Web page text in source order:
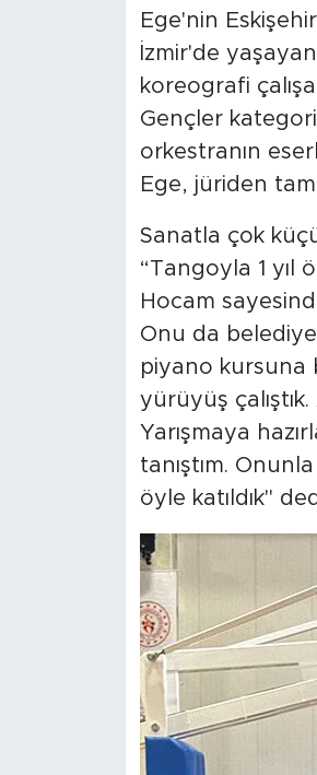
Ege'nin
İzmir'de
koreografi
Gençler
orkestranın
Ege, jüriden
Sanatla çok
“Tangoyla 1 yıl
Hocam
Onu da
piyano kursuna
yürüyüş
Yarışmaya
tanıştım.
öyle katıldık"